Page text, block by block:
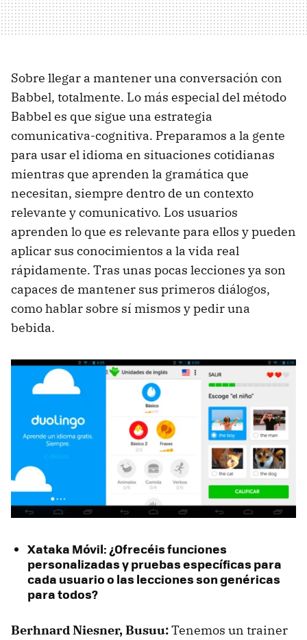
Sobre llegar a mantener una conversación con
Babbel, totalmente. Lo más especial del método
Babbel es que sigue una estrategia
comunicativa-cognitiva. Preparamos a la gente
para usar el idioma en situaciones cotidianas
mientras que aprenden la gramática que
necesitan, siempre dentro de un contexto
relevante y comunicativo. Los usuarios
aprenden lo que es relevante para ellos y pueden
aplicar sus conocimientos a la vida real
rápidamente. Tras unas pocas lecciones ya son
capaces de mantener sus primeros diálogos,
como hablar sobre sí mismos y pedir una
bebida.
Xataka Móvil: ¿Ofrecéis funciones
personalizadas y pruebas específicas para
cada usuario o las lecciones son genéricas
para todos?
Berhnard Niesner, Busuu:Tenemos un trainer